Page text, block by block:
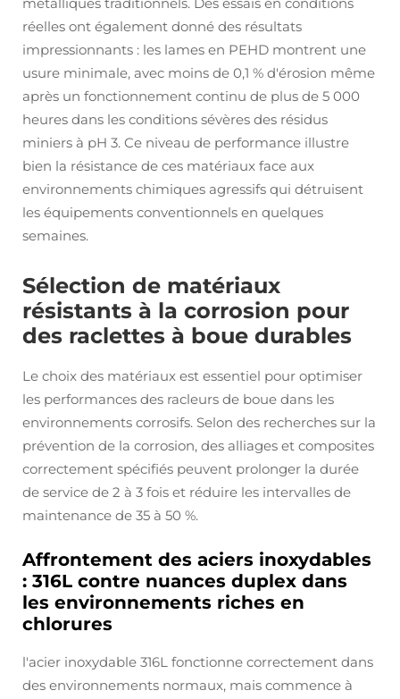
réelles ont également donné des résultats
impressionnants : les lames en PEHD montrent une
usure minimale, avec moins de 0,1 % d'érosion même
après un fonctionnement continu de plus de 5 000
heures dans les conditions sévères des résidus
miniers à pH 3. Ce niveau de performance illustre
bien la résistance de ces matériaux face aux
environnements chimiques agressifs qui détruisent
les équipements conventionnels en quelques
semaines.
Sélection de matériaux
résistants à la corrosion pour
des raclettes à boue durables
Le choix des matériaux est essentiel pour optimiser
les performances des racleurs de boue dans les
environnements corrosifs. Selon des recherches sur la
prévention de la corrosion, des alliages et composites
correctement spécifiés peuvent prolonger la durée
de service de 2 à 3 fois et réduire les intervalles de
maintenance de 35 à 50 %.
Affrontement des aciers inoxydables
: 316L contre nuances duplex dans
les environnements riches en
chlorures
l'acier inoxydable 316L fonctionne correctement dans
des environnements normaux, mais commence à